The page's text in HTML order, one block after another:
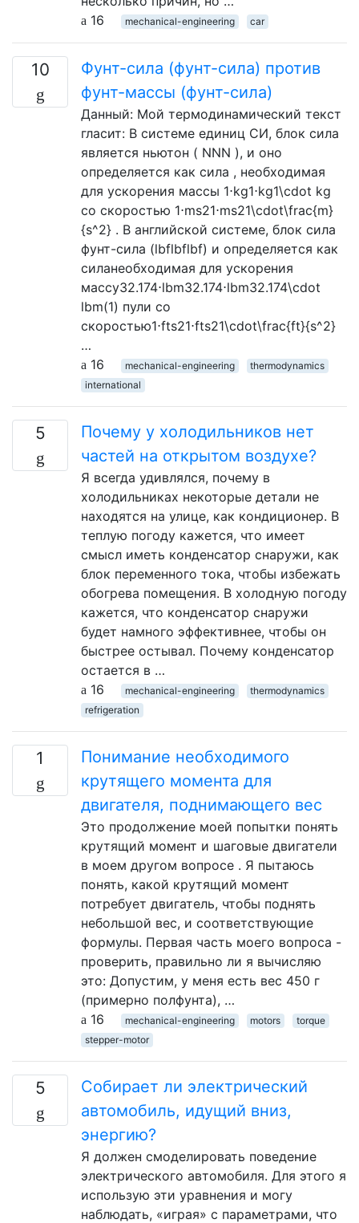
16
mechanical-engineering car
10
Фунт-сила (фунт-сила) против
фунт-массы (фунт-сила)
Данный: Мой термодинамический текст
гласит: В системе единиц СИ, блок сила
является ньютон ( NNN ), и оно
определяется как сила , необходимая
для ускорения массы 1⋅kg1⋅kg1\cdot kg
со скоростью 1⋅ms21⋅ms21\cdot\frac{m}
{s^2} . В английской системе, блок сила
фунт-сила (lbflbflbf) и определяется как
силанеобходимая для ускорения
массу32.174⋅lbm32.174⋅lbm32.174\cdot
lbm(1) пули со
скоростью1⋅fts21⋅fts21\cdot\frac{ft}{s^2}
…
16
mechanical-engineering
thermodynamics
international
5
Почему у холодильников нет
частей на открытом воздухе?
Я всегда удивлялся, почему в
холодильниках некоторые детали не
находятся на улице, как кондиционер. В
теплую погоду кажется, что имеет
смысл иметь конденсатор снаружи, как
блок переменного тока, чтобы избежать
обогрева помещения. В холодную погоду
кажется, что конденсатор снаружи
будет намного эффективнее, чтобы он
быстрее остывал. Почему конденсатор
остается в …
16
mechanical-engineering
thermodynamics
refrigeration
1
Понимание необходимого
крутящего момента для
двигателя, поднимающего вес
Это продолжение моей попытки понять
крутящий момент и шаговые двигатели
в моем другом вопросе . Я пытаюсь
понять, какой крутящий момент
потребует двигатель, чтобы поднять
небольшой вес, и соответствующие
формулы. Первая часть моего вопроса -
проверить, правильно ли я вычисляю
это: Допустим, у меня есть вес 450 г
(примерно полфунта), …
16
mechanical-engineering motors
torque
stepper-motor
5
Собирает ли электрический
автомобиль, идущий вниз,
энергию?
Я должен смоделировать поведение
электрического автомобиля. Для этого я
использую эти уравнения и могу
наблюдать, «играя» с параметрами, что